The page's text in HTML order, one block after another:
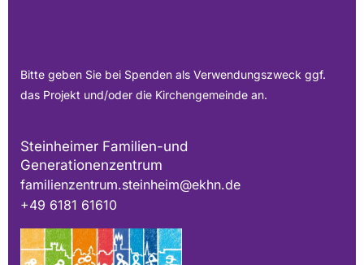
Bitte geben Sie bei Spenden als Verwendungszweck ggf.
das Projekt und/oder die Kirchengemeinde an.
Steinheimer Familien-und
Generationenzentrum
familienzentrum.steinheim@ekhn.de
+49 6181 61610